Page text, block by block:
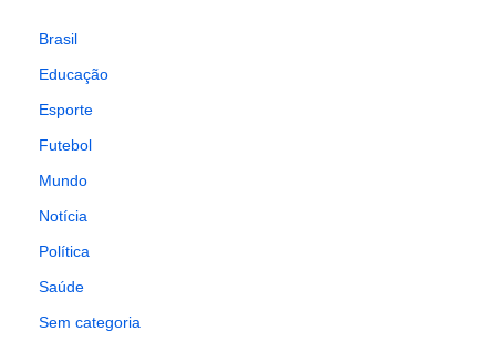
Brasil
Educação
Esporte
Futebol
Mundo
Notícia
Política
Saúde
Sem categoria